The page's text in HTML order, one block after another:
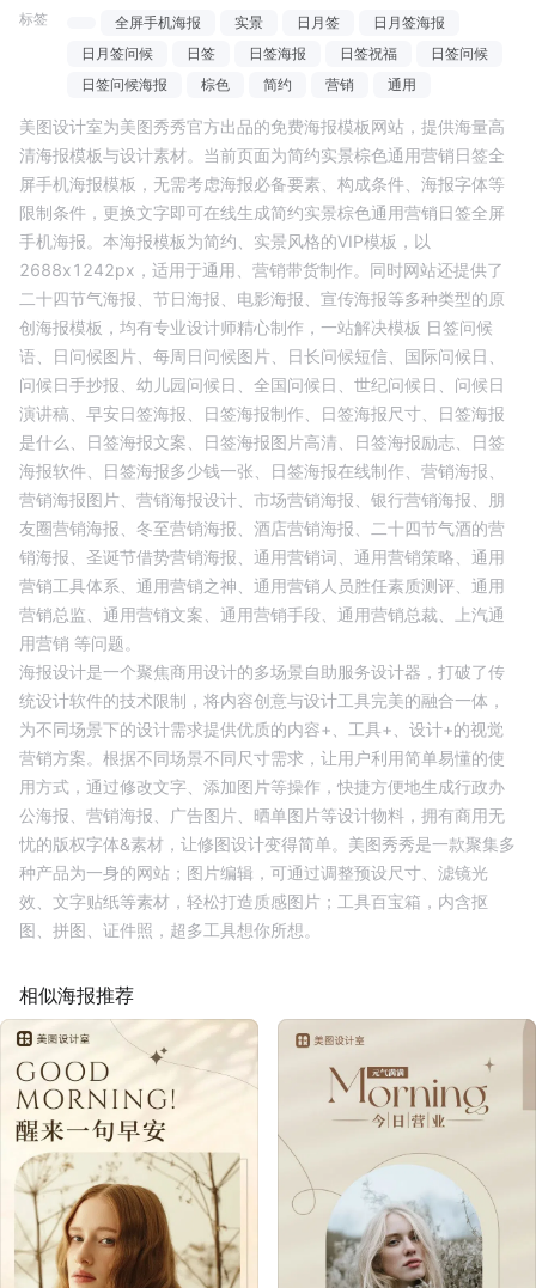
标签 全屏手机海报 实景 日月签
日月签海报
日月签问候
日签 日签海报 日签祝福
日签问候
日签问候海报
棕色 简约 营销 通用
美图设计室为美图秀秀官方出品的免费海报模板网站，提供海量高
清海报模板与设计素材。当前页面为简约实景棕色通用营销日签全
屏手机海报模板，无需考虑海报必备要素、构成条件、海报字体等
限制条件，更换文字即可在线生成简约实景棕色通用营销日签全屏
手机海报。本海报模板为简约、实景风格的VIP模板，以
2688x1242px，适用于通用 营销带货制作。同时网站还提供了
二十四节气海报、节日海报、电影海报、宣传海报等多种类型的原
创海报模板，均有专业设计师精心制作，一站解决模板 日签问候
语、
日问候图片、 每周日问候图片、 日长问候短信、 国际问候日、
问候日手抄报、 幼儿园问候日、 全国问候日、 世纪问候日、 问候日
演讲稿、 早安日签海报、 日签海报制作、 日签海报尺寸、
日签海报
是什么、
日签海报文案、 日签海报图片高清、 日签海报励志、
日签
海报软件、
日签海报多少钱一张、 日签海报在线制作、 营销海报、
营销海报图片、 营销海报设计、 市场营销海报、 银行营销海报、
朋
友圈营销海报、 冬至营销海报、 酒店营销海报、
二十四节气酒的营
销海报、 圣诞节借势营销海报、 通用营销词、 通用营销策略、 通用
营销工具体系、 通用营销之神、 通用营销人员胜任素质测评、 通用
营销总监、 通用营销文案、 通用营销手段、 通用营销总裁、
上汽通
用营销 等问题。
海报设计是一个聚焦商用设计的多场景自助服务设计器，打破了传
统设计软件的技术限制，将内容创意与设计工具完美的融合一体，
为不同场景下的设计需求提供优质的内容+、工具+、设计+的视觉
营销方案。根据不同场景不同尺寸需求，让用户利用简单易懂的使
用方式，通过修改文字、添加图片等操作，快捷方便地生成行政办
公海报、营销海报、广告图片、晒单图片等设计物料，拥有商用无
忧的版权字体&素材，让修图设计变得简单。美图秀秀是一款聚集多
种产品为一身的网站；图片编辑，可通过调整预设尺寸、滤镜光
效、文字贴纸等素材，轻松打造质感图片；工具百宝箱，内含抠
图、拼图、证件照，超多工具想你所想。
相似海报推荐